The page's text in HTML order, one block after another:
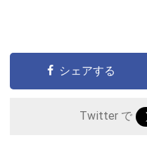
シェアする
Twitter で